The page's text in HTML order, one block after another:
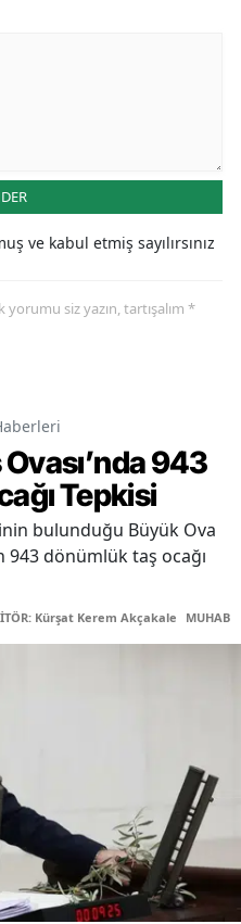
ve kabul etmiş sayılırsınız
siz yazın, tartışalım *
943
Tepkisi
bulunduğu Büyük Ova
943 dönümlük taş ocağı
Kürşat Kerem Akçakale